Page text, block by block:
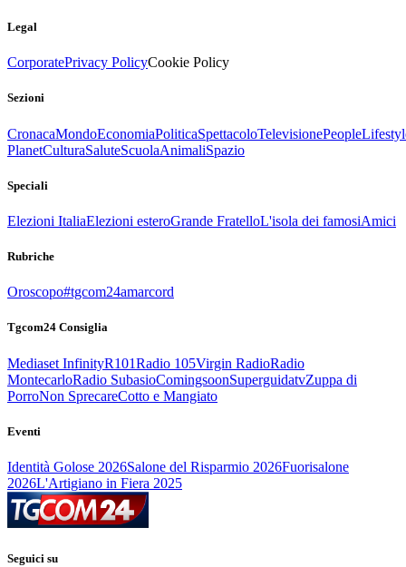
Legal
CorporatePrivacy PolicyCookie Policy
Sezioni
CronacaMondoEconomiaPoliticaSpettacoloTelevisionePeople
PlanetCulturaSaluteScuolaAnimaliSpazio
Speciali
Elezioni ItaliaElezioni esteroGrande FratelloL'isola dei famosiAmici
Rubriche
Oroscopo#tgcom24amarcord
Tgcom24 Consiglia
Mediaset InfinityR101Radio 105Virgin RadioRadio
MontecarloRadio SubasioComingsoonSuperguidatvZuppa di
PorroNon SprecareCotto e Mangiato
Eventi
Identità Golose 2026Salone del Risparmio 2026Fuorisalone
2026L'Artigiano in Fiera 2025
Seguici su